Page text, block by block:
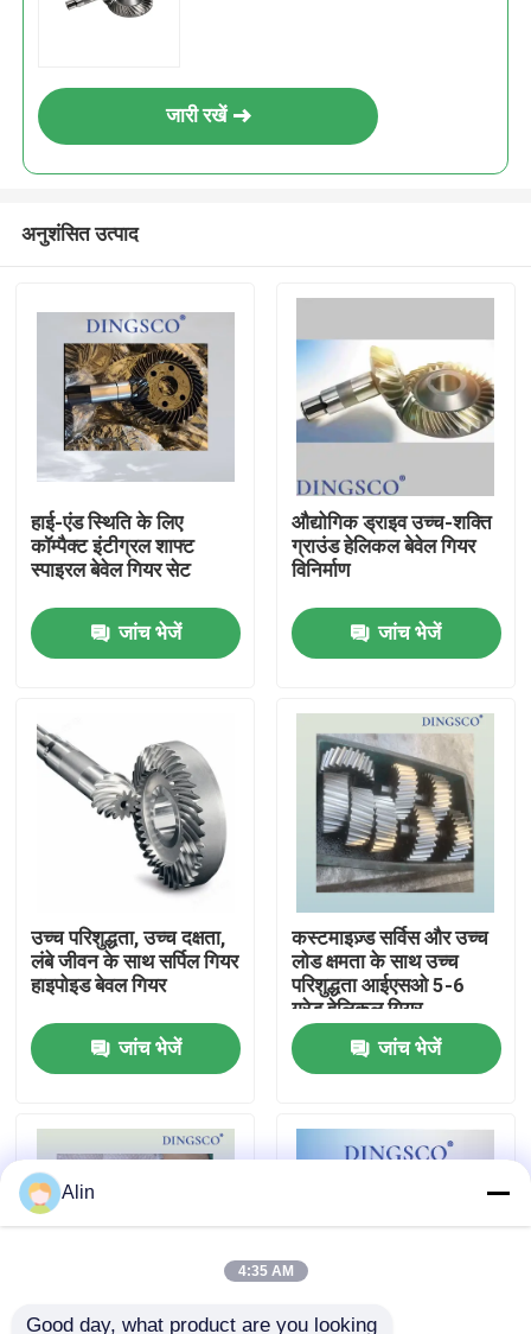
वीडियो
फ़ैक्टरी टूर
गुणवत्ता नियंत्रण
समाचार
एक उद्धरण का अनुरोध करें
जारी रखें
अनुशंसित उत्पाद
हाई-एंड स्थिति के लिए
कॉम्पैक्ट इंटीग्रल शाफ्ट
स्पाइरल बेवेल गियर सेट
जांच भेजें
औद्योगिक ड्राइव उच्च-शक्ति
ग्राउंड हेलिकल बेवेल गियर
विनिर्माण
जांच भेजें
उच्च परिशुद्धता, उच्च दक्षता,
लंबे जीवन के साथ सर्पिल गियर
हाइपोइड बेवल गियर
जांच भेजें
कस्टमाइज़्ड सर्विस और उच्च
लोड क्षमता के साथ उच्च
परिशुद्धता आईएसओ 5-6
ग्रेड हेलिकल गियर
जांच भेजें
Alin
4:35 AM
Good day, what product are you looking